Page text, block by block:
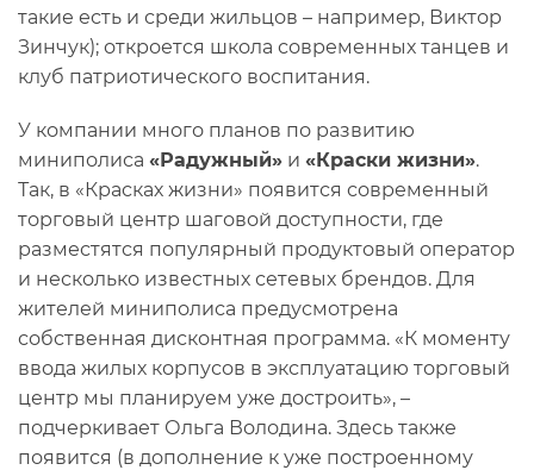
такие есть и среди жильцов – например, Виктор
Зинчук); откроется школа современных танцев и
клуб патриотического воспитания.
У компании много планов по развитию
миниполиса «Радужный» и «Краски жизни».
Так, в «Красках жизни» появится современный
торговый центр шаговой доступности, где
разместятся популярный продуктовый оператор
и несколько известных сетевых брендов. Для
жителей миниполиса предусмотрена
собственная дисконтная программа. «К моменту
ввода жилых корпусов в эксплуатацию торговый
центр мы планируем уже достроить», –
подчеркивает Ольга Володина. Здесь также
появится (в дополнение к уже построенному